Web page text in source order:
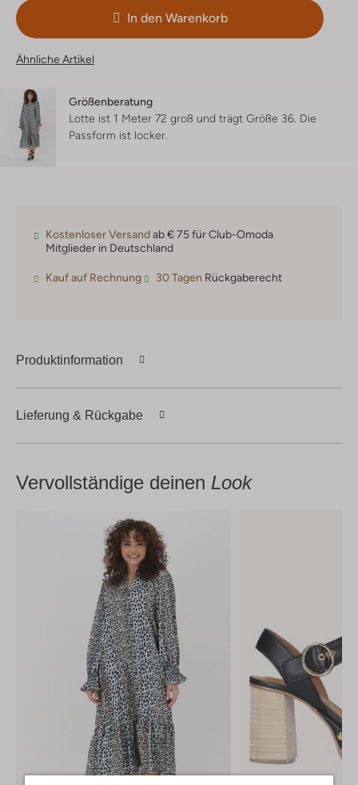
In den Warenkorb
Ähnliche Artikel
Größenberatung
Lotte ist 1 Meter 72 groß und trägt Größe 36. Die
Passform ist locker
Kostenloser Versandab € 75 für Club-Omoda
Mitglieder in Deutschland
Kauf auf Rechnung 30 Tagen Rückgaberecht
Produktinformation
Lieferung & Rückgabe
Vervollständige deinen Look